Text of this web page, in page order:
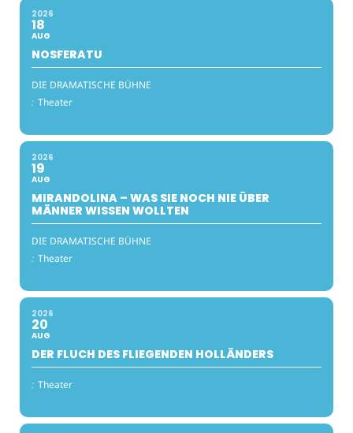
2026
18
AUG
NOSFERATU
DIE DRAMATISCHE BÜHNE
: Theater
2026
19
AUG
MIRANDOLINA – WAS SIE NOCH NIE ÜBER
MÄNNER WISSEN WOLLTEN
DIE DRAMATISCHE BÜHNE
: Theater
2026
20
AUG
DER FLUCH DES FLIEGENDEN HOLLÄNDERS
: Theater